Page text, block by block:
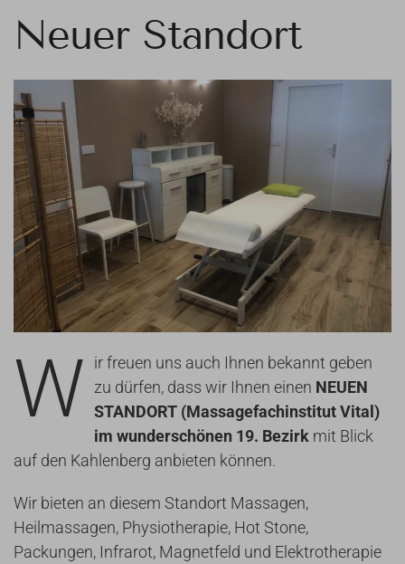
Neuer Standort
W
ir freuen uns auch Ihnen bekannt geben
zu dürfen, dass wir Ihnen einen NEUEN
STANDORT (Massagefachinstitut Vital)
im wunderschönen 19. Bezirk mit Blick
auf den Kahlenberg anbieten können.
Wir bieten an diesem Standort Massagen,
Heilmassagen, Physiotherapie, Hot Stone,
Packungen, Infrarot, Magnetfeld und Elektrotherapie